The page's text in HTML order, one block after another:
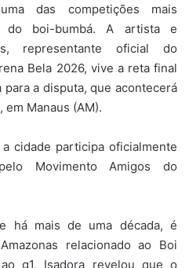
das competições mais
do boi-bumbá. A artista e
representante oficial do
Bela 2026, vive a reta final
a disputa, que acontecerá
Manaus (AM).
cidade participa oficialmente
Movimento Amigos do
há mais de uma década, é
relacionado ao Boi
g1, Isadora revelou que o